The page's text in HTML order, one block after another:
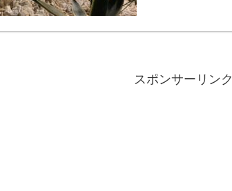
スポンサーリンク